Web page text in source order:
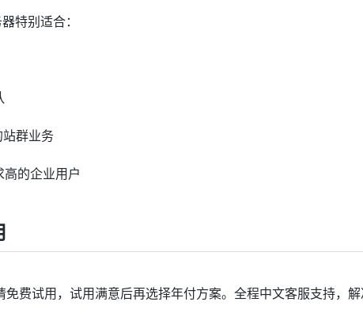
特别适合：
站群业务
的企业用户
免费试用，试用满意后再选择年付方案。全程中文客服支持，